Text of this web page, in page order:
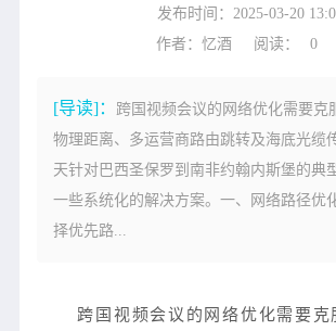
发布时间：2025-03-20
作者：忆酒
阅读： 0
[导读]：
跨国视频会议的网络优化需要克
物理距离、多运营商路由跳转及海底光缆
天针对巴西圣保罗到南非约翰内斯堡的典
一些系统化的解决方案。一、网络路径优
择优先路...
跨国视频会议的网络优化需要克